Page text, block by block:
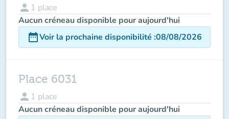
person 1 place
Aucun créneau disponible pour aujourd'hui
date_rangeVoir la prochaine disponibilité :08/08/2026
Place 6031
person 1 place
Aucun créneau disponible pour aujourd'hui